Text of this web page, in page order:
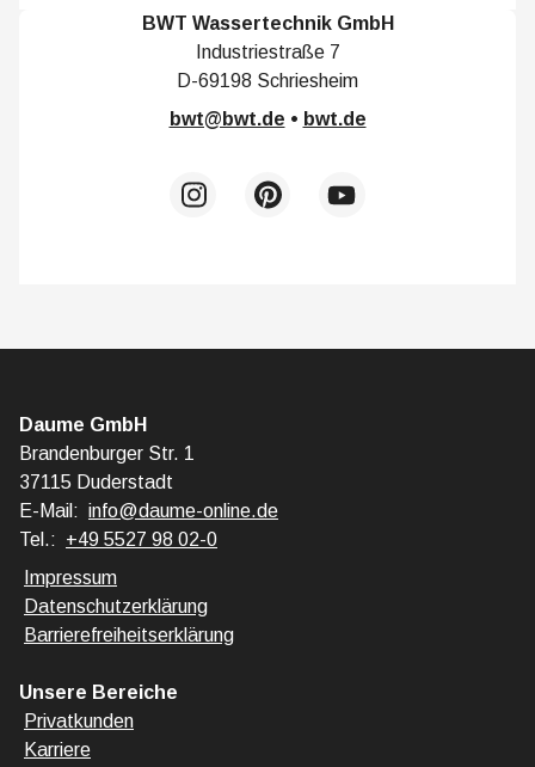
BWT Wassertechnik GmbH
Industriestraße 7
D-69198 Schriesheim
bwt@bwt.de • bwt.de
Daume GmbH
Brandenburger Str. 1
37115 Duderstadt
E-Mail: info@daume-online.de
Tel.: +49 5527 98 02-0
Impressum
Datenschutzerklärung
Barrierefreiheitserklärung
Unsere Bereiche
Privatkunden
Karriere